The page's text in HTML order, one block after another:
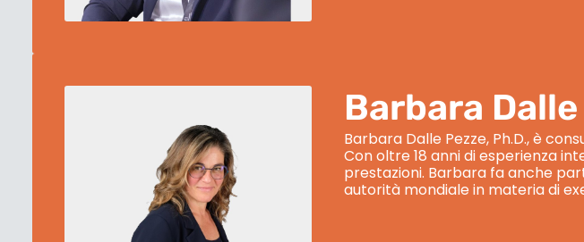
Barbara
Barbara Dalle Pezze, Ph.D., è
Con oltre 18 anni di esperienza
prestazioni. Barbara fa anche
autorità mondiale in materia di